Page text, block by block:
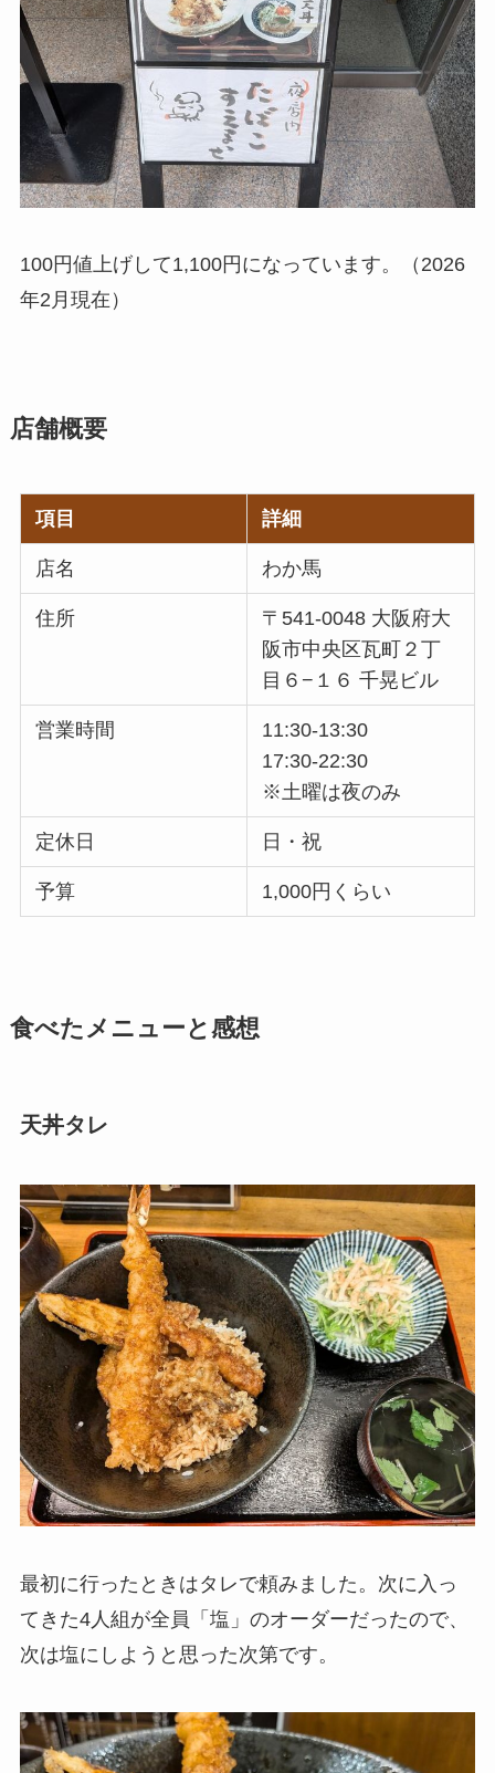
100円値上げして1,100円になっています。（2026
年2月現在）
店舗概要
項目 詳細
店名 わか馬
住所
〒541-0048 大阪府大
阪市中央区瓦町２丁
目６−１６ 千晃ビル
営業時間
11:30-13:30
17:30-22:30
※土曜は夜のみ
定休日 日・祝
予算 1,000円くらい
食べたメニューと感想
天丼タレ
最初に行ったときはタレで頼みました。次に入っ
てきた4人組が全員「塩」のオーダーだったので、
次は塩にしようと思った次第です。